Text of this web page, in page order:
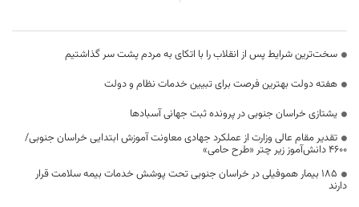
سخت‌ترین شرایط پس از انقلاب را با اتکای به مردم پشت سر گذاشتیم
هفته دولت بهترین فرصت برای تبیین خدمات نظام و دولت
یشتازی خراسان جنوبی در پرونده ثبت جهانی آسبادها
تقدیر مقام عالی وزارت از عملکرد جهادی معاونت آموزش ابتدایی خراسان جنوبی/
۴۶۰۰ دانش‌آموز زیر چتر «طرح حامی»
۱۸۵ بیمار هموفیلی در خراسان جنوبی تحت پوشش خدمات بیمه سلامت قرار
دارند